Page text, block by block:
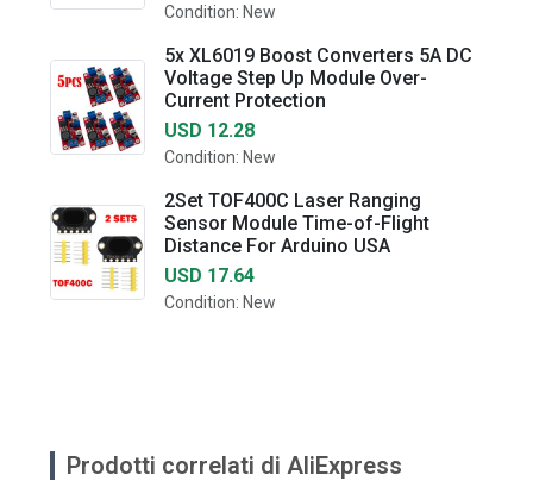
Condition: New
5x XL6019 Boost Converters 5A DC
Voltage Step Up Module Over-
Current Protection
USD 12.28
Condition: New
2Set TOF400C Laser Ranging
Sensor Module Time-of-Flight
Distance For Arduino USA
USD 17.64
Condition: New
Prodotti correlati di AliExpress